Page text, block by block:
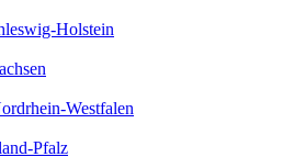
Holstein
Westfalen
Pfalz